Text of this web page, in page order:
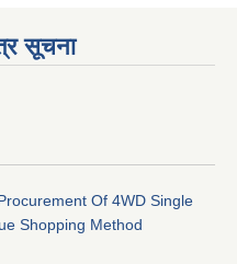
सूचना
Of 4WD Single
Shopping Method